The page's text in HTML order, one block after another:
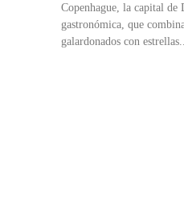
Copenhague, la capital de
gastronómica, que
galardonados con estrellas...